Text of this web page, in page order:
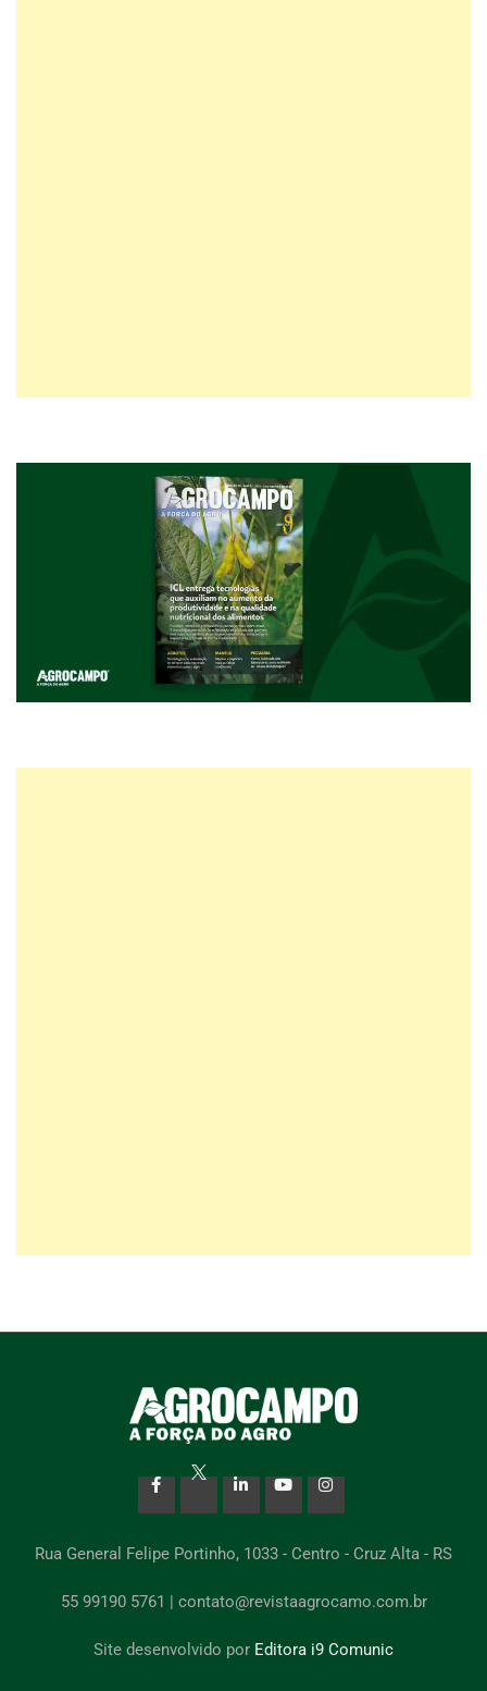
Rua General Felipe Portinho, 1033 - Centro - Cruz Alta - RS
55 99190 5761 | contato@revistaagrocamo.com.br
Site desenvolvido por Editora i9 Comunic